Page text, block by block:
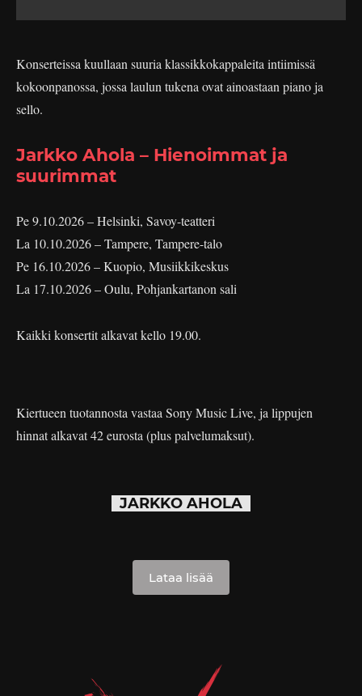
Konserteissa kuullaan suuria klassikkokappaleita intiimissä
kokoonpanossa, jossa laulun tukena ovat ainoastaan piano ja
sello.
Jarkko Ahola – Hienoimmat ja
suurimmat
Pe 9.10.2026 – Helsinki, Savoy-teatteri
La 10.10.2026 – Tampere, Tampere-talo
Pe 16.10.2026 – Kuopio, Musiikkikeskus
La 17.10.2026 – Oulu, Pohjankartanon sali
Kaikki konsertit alkavat kello 19.00.
Kiertueen tuotannosta vastaa Sony Music Live, ja lippujen
hinnat alkavat 42 eurosta (plus palvelumaksut).
JARKKO AHOLA
Lataa lisää